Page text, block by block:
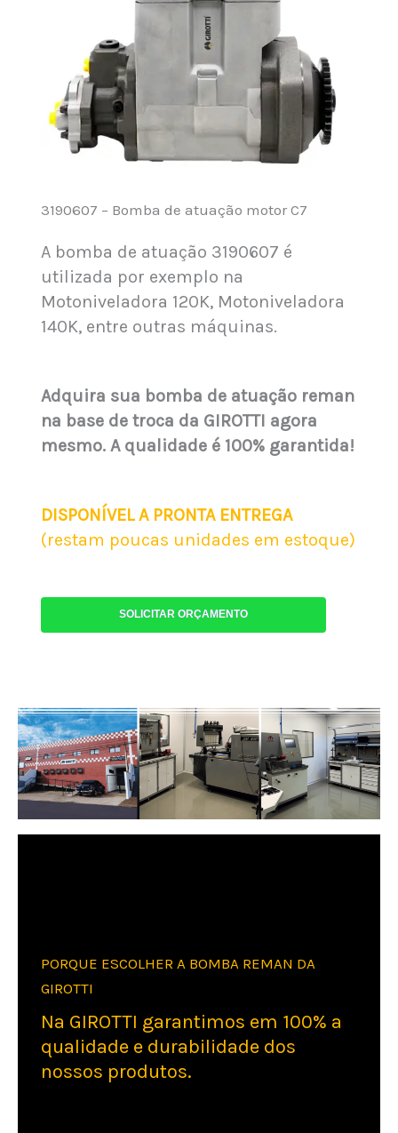
3190607 – Bomba de atuação motor C7
A bomba de atuação 3190607 é
utilizada por exemplo na
Motoniveladora 120K, Motoniveladora
140K, entre outras máquinas.
Adquira sua bomba de atuação reman
na base de troca da GIROTTI agora
mesmo. A qualidade é 100% garantida!
DISPONÍVEL A PRONTA ENTREGA
(restam poucas unidades em estoque)
SOLICITAR ORÇAMENTO
PORQUE ESCOLHER A BOMBA REMAN DA
GIROTTI
Na GIROTTI garantimos em 100% a
qualidade e durabilidade dos
nossos produtos.